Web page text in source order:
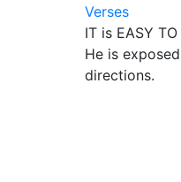
Verses
IT is EASY
He is
directions.